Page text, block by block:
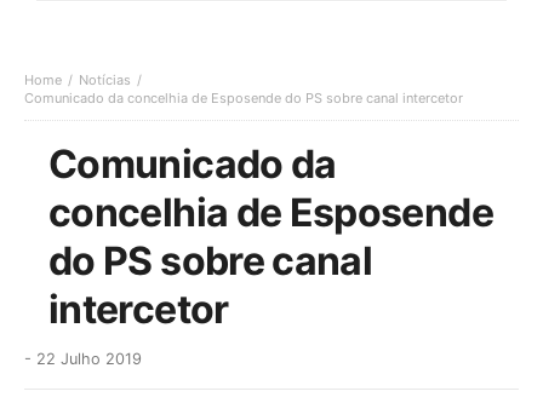
Home
Notícias
Comunicado da concelhia de Esposende do PS sobre canal intercetor
Comunicado da
concelhia de Esposende
do PS sobre canal
intercetor
- 22 Julho 2019